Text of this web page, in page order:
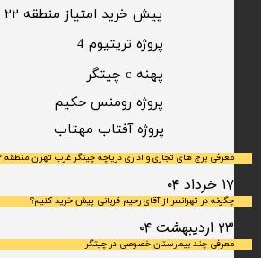
معرفی برج های تجاری و اداری دریاچه چیتگر غرب تهران منطقه ۲۲
۱۷ خرداد ۰۴
چگونه در تهرانسر از آقای رحیم قربانی پیش خرید کنیم؟
۲۳ اردیبهشت ۰۴
معرفی چند بیمارستان خصوصی در چیتگر
پیش خرید امتیاز منطقه ۲۲​​​​​​​
​پروژه آفتاب مهتاب
پروژه رومنس حکیم
پهنه c چیتگر
پروژه تریتیوم 4